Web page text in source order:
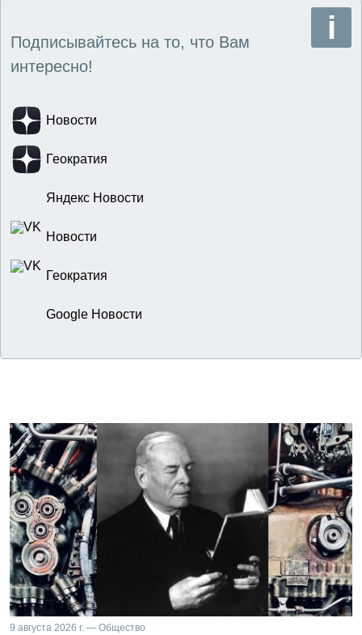
Подписывайтесь на то, что Вам
интересно!
Новости
Геократия
Яндекс Новости
Новости
Геократия
Google Новости
9 августа 2026 г. — Общество